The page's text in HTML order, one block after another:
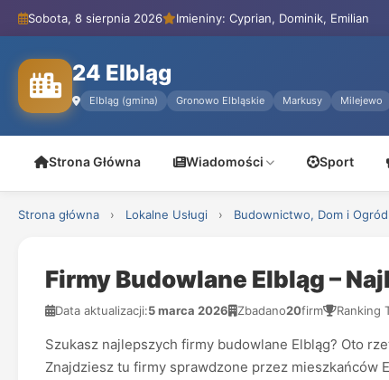
Sobota, 8 sierpnia 2026 Imieniny: Cyprian, Dominik, Emilian
24 Elbląg
Elbląg (gmina) Gronowo Elbląskie Markusy Milejewo
Strona Główna Wiadomości Sport
Strona główna › Lokalne Usługi › Budownictwo, Dom i Ogród
Firmy Budowlane Elbląg –
Data aktualizacji:5 marca 2026 Zbadano20firm Ranking
Szukasz najlepszych firmy budowlane Elbląg? Oto
Znajdziesz tu firmy sprawdzone przez mieszkańców